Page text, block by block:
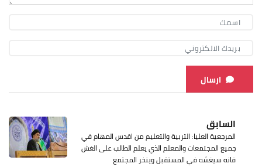
ارسال
السابق
المرجعية العليا: التربية والتعليم من اقدس المهام في
جميع المجتمعات والمعلم الذي يعلم الطالب على الغش
فانه سيغشه في المستقبل وينخر المجتمع